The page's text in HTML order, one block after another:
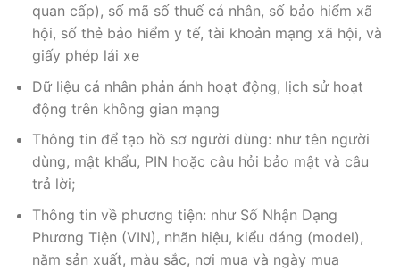
quan cấp), số mã số thuế cá nhân, số bảo hiểm xã
hội, số thẻ bảo hiểm y tế, tài khoản mạng xã hội, và
giấy phép lái xe
Dữ liệu cá nhân phản ánh hoạt động, lịch sử hoạt
động trên không gian mạng
Thông tin để tạo hồ sơ người dùng: như tên người
dùng, mật khẩu, PIN hoặc câu hỏi bảo mật và câu
trả lời;
Thông tin về phương tiện: như Số Nhận Dạng
Phương Tiện (VIN), nhãn hiệu, kiểu dáng (model),
năm sản xuất, màu sắc, nơi mua và ngày mua